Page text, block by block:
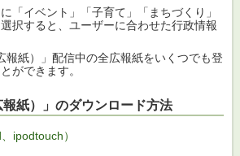
「イベント」「子育て」「まちづくり」
択すると、ユーザーに合わせた行政情報
報紙）」配信中の全広報紙をいくつでも登
ができます。
報紙）」のダウンロード方法
ipodtouch）